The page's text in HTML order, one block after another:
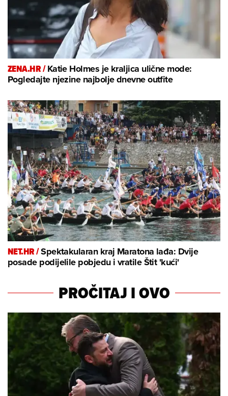
ZENA.HR /Katie Holmes je kraljica ulične mode:
Pogledajte njezine najbolje dnevne outfite
NET.HR /Spektakularan kraj Maratona lađa: Dvije
posade podijelile pobjedu i vratile Štit 'kući'
PROČITAJ I OVO